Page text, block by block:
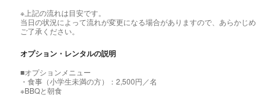
※上記の流れは目安です。
当日の状況によって流れが変更になる場合がありますので、あらかじめ
ご了承ください。
オプション・レンタルの説明
■オプションメニュー
・食事（小学生未満の方）：2,500円／名
※BBQと朝食